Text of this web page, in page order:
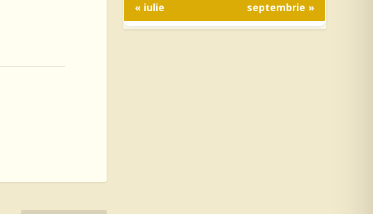
« iulie septembrie »